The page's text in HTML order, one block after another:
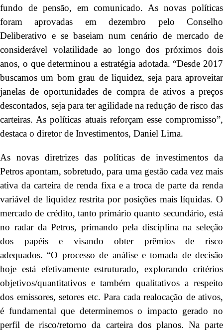
fundo de pensão, em comunicado. As novas políticas
foram aprovadas em dezembro pelo Conselho
Deliberativo e se baseiam num cenário de mercado de
considerável volatilidade ao longo dos próximos dois
anos, o que determinou a estratégia adotada. “Desde 2017
buscamos um bom grau de liquidez, seja para aproveitar
janelas de oportunidades de compra de ativos a preços
descontados, seja para ter agilidade na redução de risco das
carteiras. As políticas atuais reforçam esse compromisso”,
destaca o diretor de Investimentos, Daniel Lima.
As novas diretrizes das políticas de investimentos da
Petros apontam, sobretudo, para uma gestão cada vez mais
ativa da carteira de renda fixa e a troca de parte da renda
variável de liquidez restrita por posições mais líquidas. O
mercado de crédito, tanto primário quanto secundário, está
no radar da Petros, primando pela disciplina na seleção
dos papéis e visando obter prêmios de risco
adequados. “O processo de análise e tomada de decisão
hoje está efetivamente estruturado, explorando critérios
objetivos/quantitativos e também qualitativos a respeito
dos emissores, setores etc. Para cada realocação de ativos,
é fundamental que determinemos o impacto gerado no
perfil de risco/retorno da carteira dos planos. Na parte